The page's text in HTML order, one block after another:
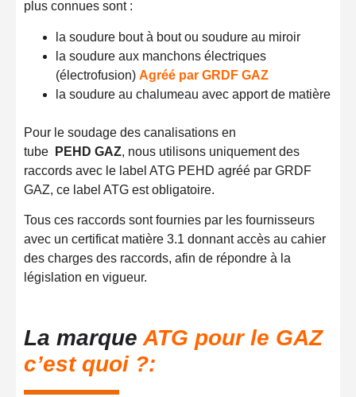
plus connues sont :
la soudure bout à bout ou soudure au miroir
la soudure aux manchons électriques
(électrofusion) Agréé par GRDF GAZ
la soudure au chalumeau avec apport de matière
Pour le soudage des canalisations en
tube
PEHD GAZ, nous utilisons uniquement des
raccords avec le label ATG PEHD agréé par GRDF
GAZ, ce label ATG est obligatoire.
Tous ces raccords sont fournies par les fournisseurs
avec un certificat matière 3.1 donnant accès au cahier
des charges des raccords, afin de répondre à la
législation en vigueur.
La marque ATG pour le GAZ
c’est quoi ?: